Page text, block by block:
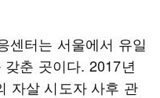
센터는 서울에서 유일
춘 곳이다. 2017년
자살 시도자 사후 관